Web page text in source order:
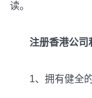
读。
注册香港公司
1、拥有健全的